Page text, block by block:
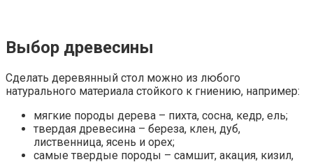
Выбор древесины
Сделать деревянный стол можно из любого
натурального материала стойкого к гниению, например:
мягкие породы дерева – пихта, сосна, кедр, ель;
твердая древесина – береза, клен, дуб,
лиственница, ясень и орех;
самые твердые породы – самшит, акация, кизил,